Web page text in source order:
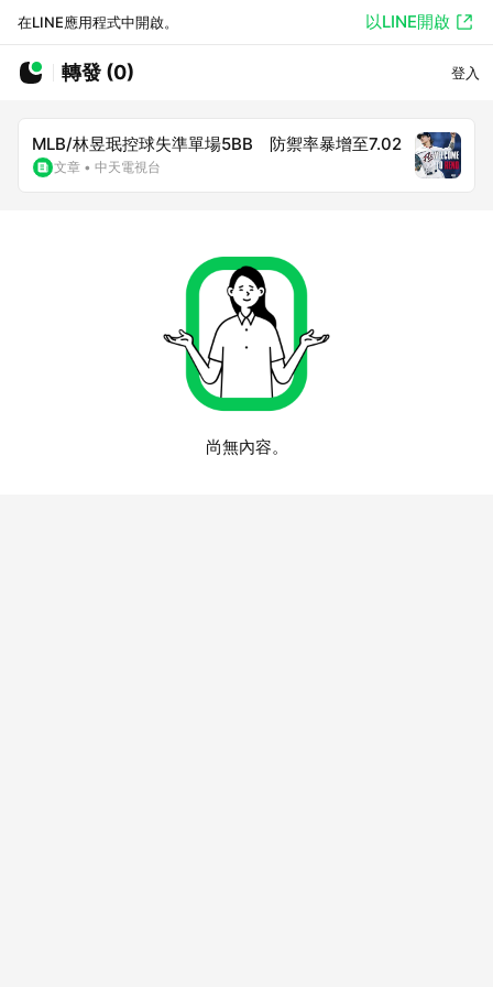
在LINE應用程式中開啟。 以LINE開啟
轉發 (0) 登入
MLB/林昱珉控球失準單場5BB 防禦率暴增至7.02
文章 • 中天電視台
尚無內容。